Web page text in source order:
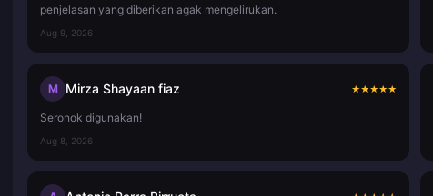
penjelasan yang diberikan agak mengelirukan.
Aug 9, 2026
M Mirza Shayaan fiaz ★★★★★
Seronok digunakan!
Aug 8, 2026